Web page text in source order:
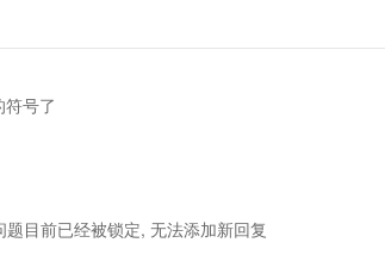
号了
题目前已经被锁定, 无法添加新回复